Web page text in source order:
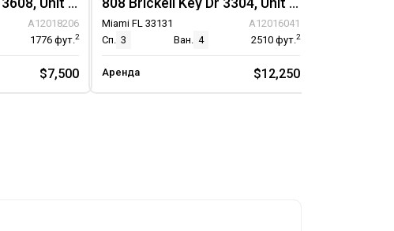
A12018206
1776 фут.2
$7,500
Miami FL 33131
A12016041
Сп. 3 Ван. 4 2510 фут.2
Аренда $12,250